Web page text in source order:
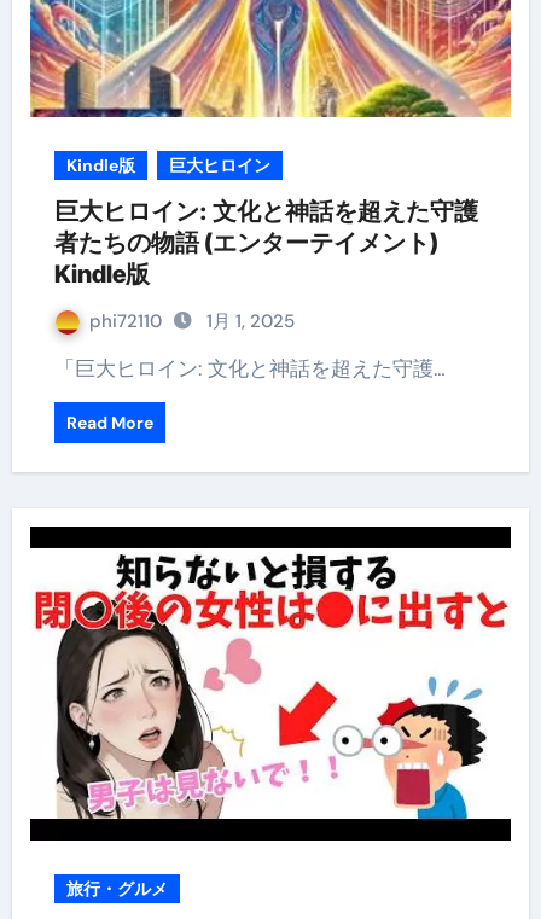
Kindle版 巨大ヒロイン
巨大ヒロイン: 文化と神話を超えた守護
者たちの物語 (エンターテイメント)
Kindle版
phi72110 1月 1, 2025
「巨大ヒロイン: 文化と神話を超えた守護…
Read More
旅行・グルメ